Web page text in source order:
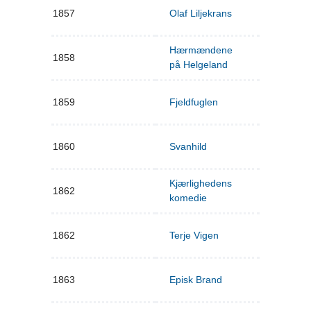
1857 Olaf Liljekrans
1858
Hærmændene
på Helgeland
1859 Fjeldfuglen
1860 Svanhild
1862
Kjærlighedens
komedie
1862 Terje Vigen
1863 Episk Brand